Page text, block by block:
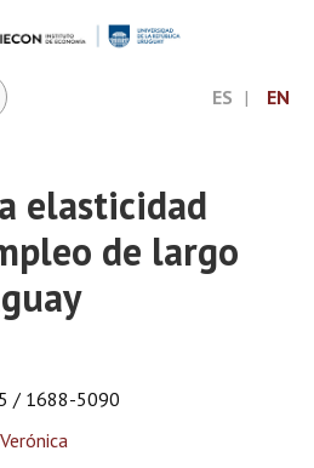
ES EN
elasticidad
de largo
/ 1688-5090